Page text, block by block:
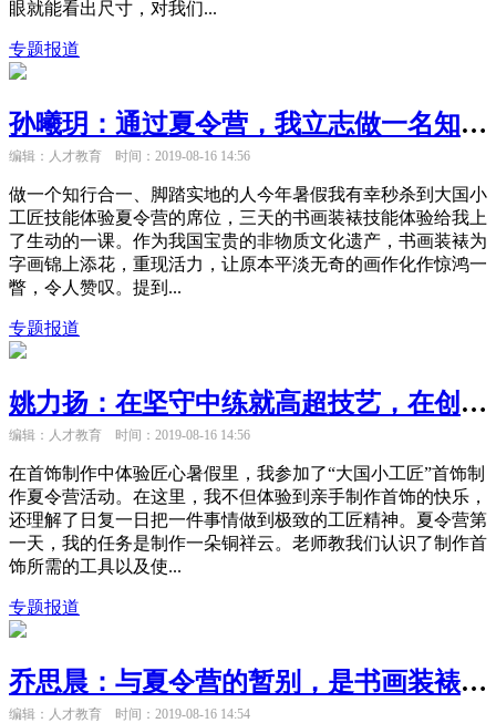
眼就能看出尺寸，对我们...
专题报道
孙曦玥：通过夏令营，我立志做一名知行合一、脚踏实地的“匠人”
编辑：人才教育 时间：2019-08-16 14:56
做一个知行合一、脚踏实地的人今年暑假我有幸秒杀到大国小
工匠技能体验夏令营的席位，三天的书画装裱技能体验给我上
了生动的一课。作为我国宝贵的非物质文化遗产，书画装裱为
字画锦上添花，重现活力，让原本平淡无奇的画作化作惊鸿一
瞥，令人赞叹。提到...
专题报道
姚力扬：在坚守中练就高超技艺，在创作中倾注所有热情
编辑：人才教育 时间：2019-08-16 14:56
在首饰制作中体验匠心暑假里，我参加了“大国小工匠”首饰制
作夏令营活动。在这里，我不但体验到亲手制作首饰的快乐，
还理解了日复一日把一件事情做到极致的工匠精神。夏令营第
一天，我的任务是制作一朵铜祥云。老师教我们认识了制作首
饰所需的工具以及使...
专题报道
乔思晨：与夏令营的暂别，是书画装裱旅程的起点
编辑：人才教育 时间：2019-08-16 14:54